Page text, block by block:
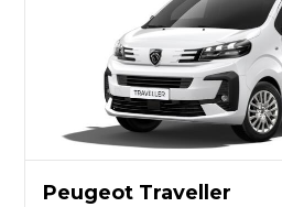
Peugeot Traveller